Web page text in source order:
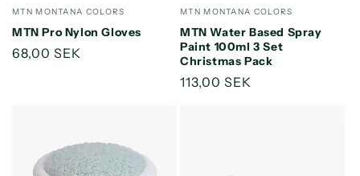
Forhandler:
MTN MONTANA COLORS
MTN Pro Nylon Gloves
Normalpris
68,00 SEK
Forhandler:
MTN MONTANA COLORS
MTN Water Based Spray
Paint 100ml 3 Set
Christmas Pack
Normalpris
113,00 SEK
Default
Title
Default
Title